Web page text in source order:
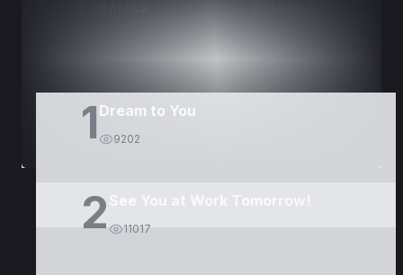
1 Dream to You
9202
2 11017